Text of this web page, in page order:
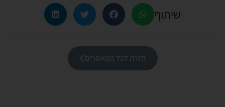
שיתוף
חזרה לכל המאמרים